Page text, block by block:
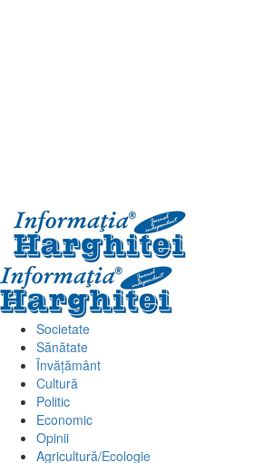
Primary
Menu
Societate
Sănătate
Învățământ
Cultură
Politic
Economic
Opinii
Agricultură/Ecologie